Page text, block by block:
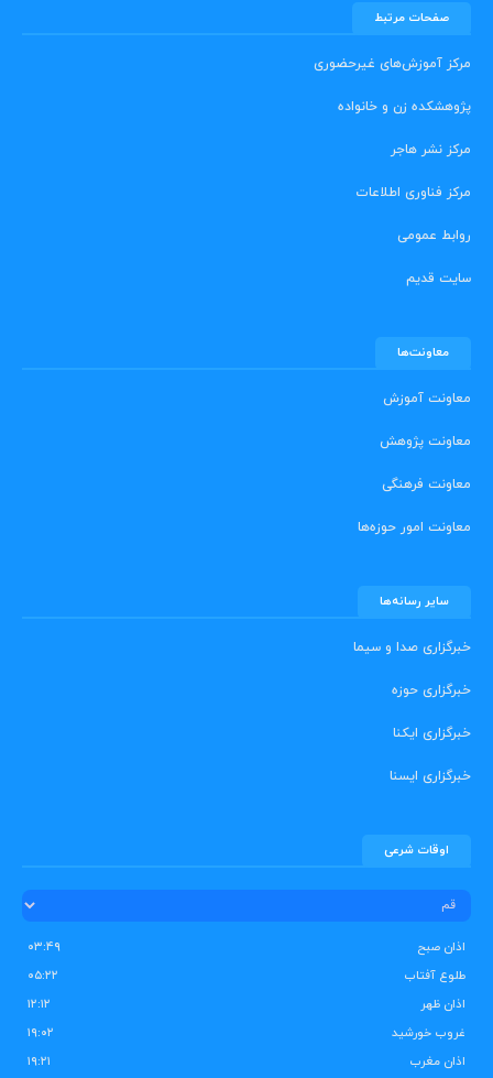
صفحات مرتبط
مرکز آموزش‌های غیرحضوری
پژوهشکده زن و خانواده
مرکز نشر هاجر
مرکز فناوری اطلاعات
روابط عمومی
سایت قدیم
معاونت‌ها
معاونت آموزش
معاونت پژوهش
معاونت فرهنگی
معاونت امور حوزه‌ها
سایر رسانه‌ها
خبرگزاری صدا و سیما
خبرگزاری حوزه
خبرگزاری ایکنا
خبرگزاری ایسنا
اوقات شرعی
اذان صبح
۰۳:۴۹
طلوع آفتاب
۰۵:۲۲
اذان ظهر
۱۲:۱۲
غروب خورشید
۱۹:۰۲
اذان مغرب
۱۹:۲۱